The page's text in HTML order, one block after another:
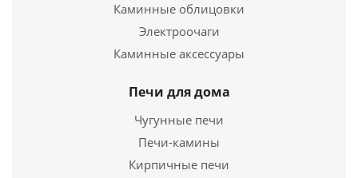
Подробнее
Купить в 1 клик
Каминные облицовки
Электроочаги
Каминные аксессуары
Печи для дома
Чугунные печи
Печи-камины
Кирпичные печи